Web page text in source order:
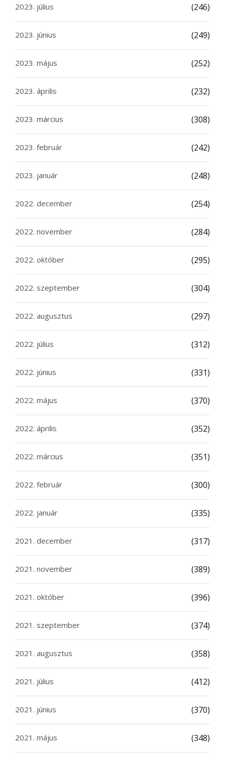
2023. július (246)
2023. június (249)
2023. május (252)
2023. április (232)
2023. március (308)
2023. február (242)
2023. január (248)
2022. december (254)
2022. november (284)
2022. október (295)
2022. szeptember (304)
2022. augusztus (297)
2022. július (312)
2022. június (331)
2022. május (370)
2022. április (352)
2022. március (351)
2022. február (300)
2022. január (335)
2021. december (317)
2021. november (389)
2021. október (396)
2021. szeptember (374)
2021. augusztus (358)
2021. július (412)
2021. június (370)
2021. május (348)